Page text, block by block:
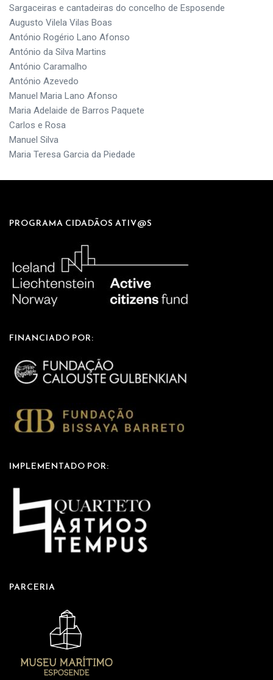
Sargaceiras e cantadeiras do concelho de Esposende
Augusto Vilela Vilas Boas
António Rogério Lano Afonso
António da Silva Martins
António Caramalho
António Azevedo
Manuel Maria Lano Afonso
Maria Adelaide de Barros Paquete
Carlos e Rosa
Manuel Silva
Maria Teresa Garcia da Piedade
PROGRAMA CIDADÃOS ATIV@S
FINANCIADO POR:
IMPLEMENTADO POR:
PARCERIA